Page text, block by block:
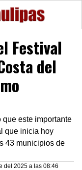
Festival
del
este importante
que inicia hoy
43 municipios de
del 2025 a las 08:46